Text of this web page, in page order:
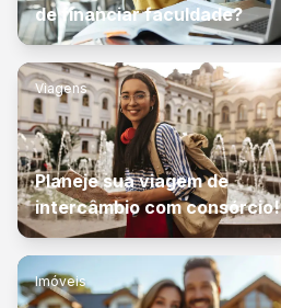
de financiar faculdade?
Viagens
Planeje sua viagem de
intercâmbio com consórcio!
Imóveis